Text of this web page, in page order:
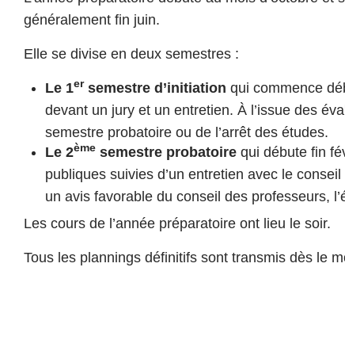
généralement fin juin.
Elle se divise en deux semestres :
Le 1ersemestre d’initiation qui commence
devant un jury et un entretien. À l’issue des
semestre probatoire ou de l’arrêt des études.
Le 2ème semestre probatoire qui débute fin
publiques suivies d’un entretien avec le
un avis favorable du conseil des professeurs,
Les cours de l’année préparatoire ont lieu le soir.
Tous les plannings définitifs sont transmis dès le